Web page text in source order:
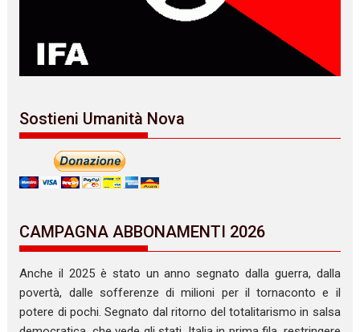
Sostieni Umanità Nova
CAMPAGNA ABBONAMENTI 2026
Anche il 2025 è stato un anno segnato dalla guerra, dalla
povertà, dalle sofferenze di milioni per il tornaconto e il
potere di pochi. Segnato dal ritorno del totalitarismo in salsa